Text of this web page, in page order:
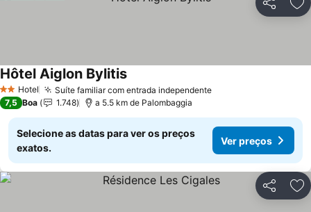
Partilhar
2 Estrelas
Hotel Suíte familiar com entrada independenteVer preços
Hôtel Aiglon BylitisVer preços
7,5 Boa 1.748 a 5.5 km de Palombaggia
Selecione as datas para ver os preços
exatos.
Ver preços
Partilhar